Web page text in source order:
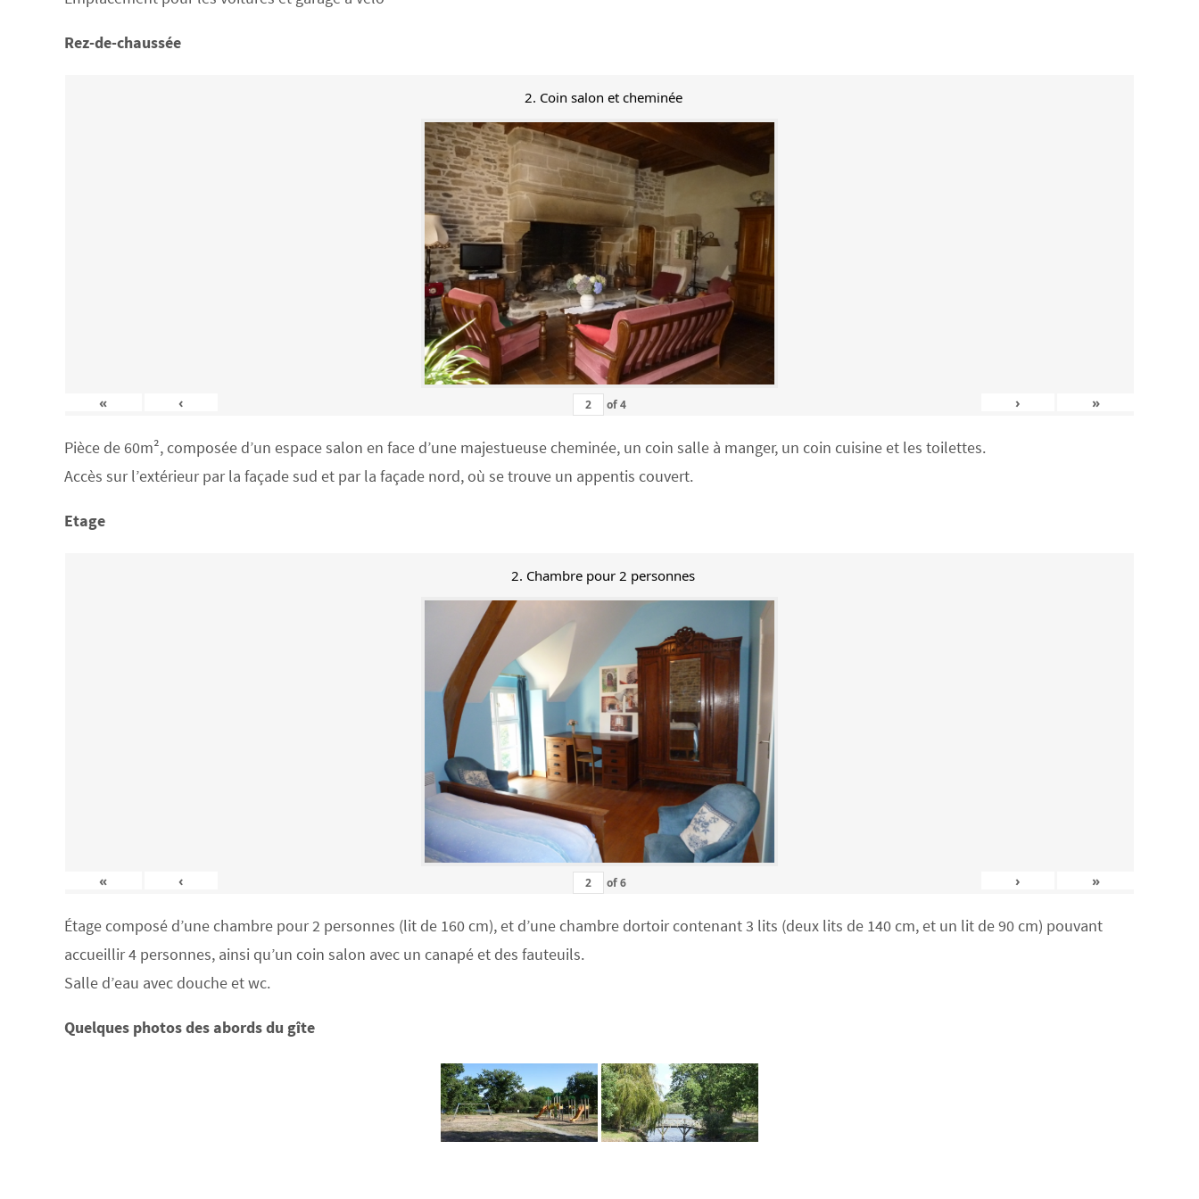
Rez-de-chaussée
2. Coin salon et cheminée
« ‹ of4 › »
Pièce de 60m², composée d’un espace salon en face d’une majestueuse cheminée, un coin salle à manger, un coin cuisine et les toilettes.
Accès sur l’extérieur par la façade sud et par la façade nord, où se trouve un appentis couvert.
Etage
2. Chambre pour 2 personnes
« ‹ of6 › »
Étage composé d’une chambre pour 2 personnes (lit de 160 cm), et d’une chambre dortoir contenant 3 lits (deux lits de 140 cm, et un lit de 90 cm) pouvant
accueillir 4 personnes, ainsi qu’un coin salon avec un canapé et des fauteuils.
Salle d’eau avec douche et wc.
Quelques photos des abords du gîte